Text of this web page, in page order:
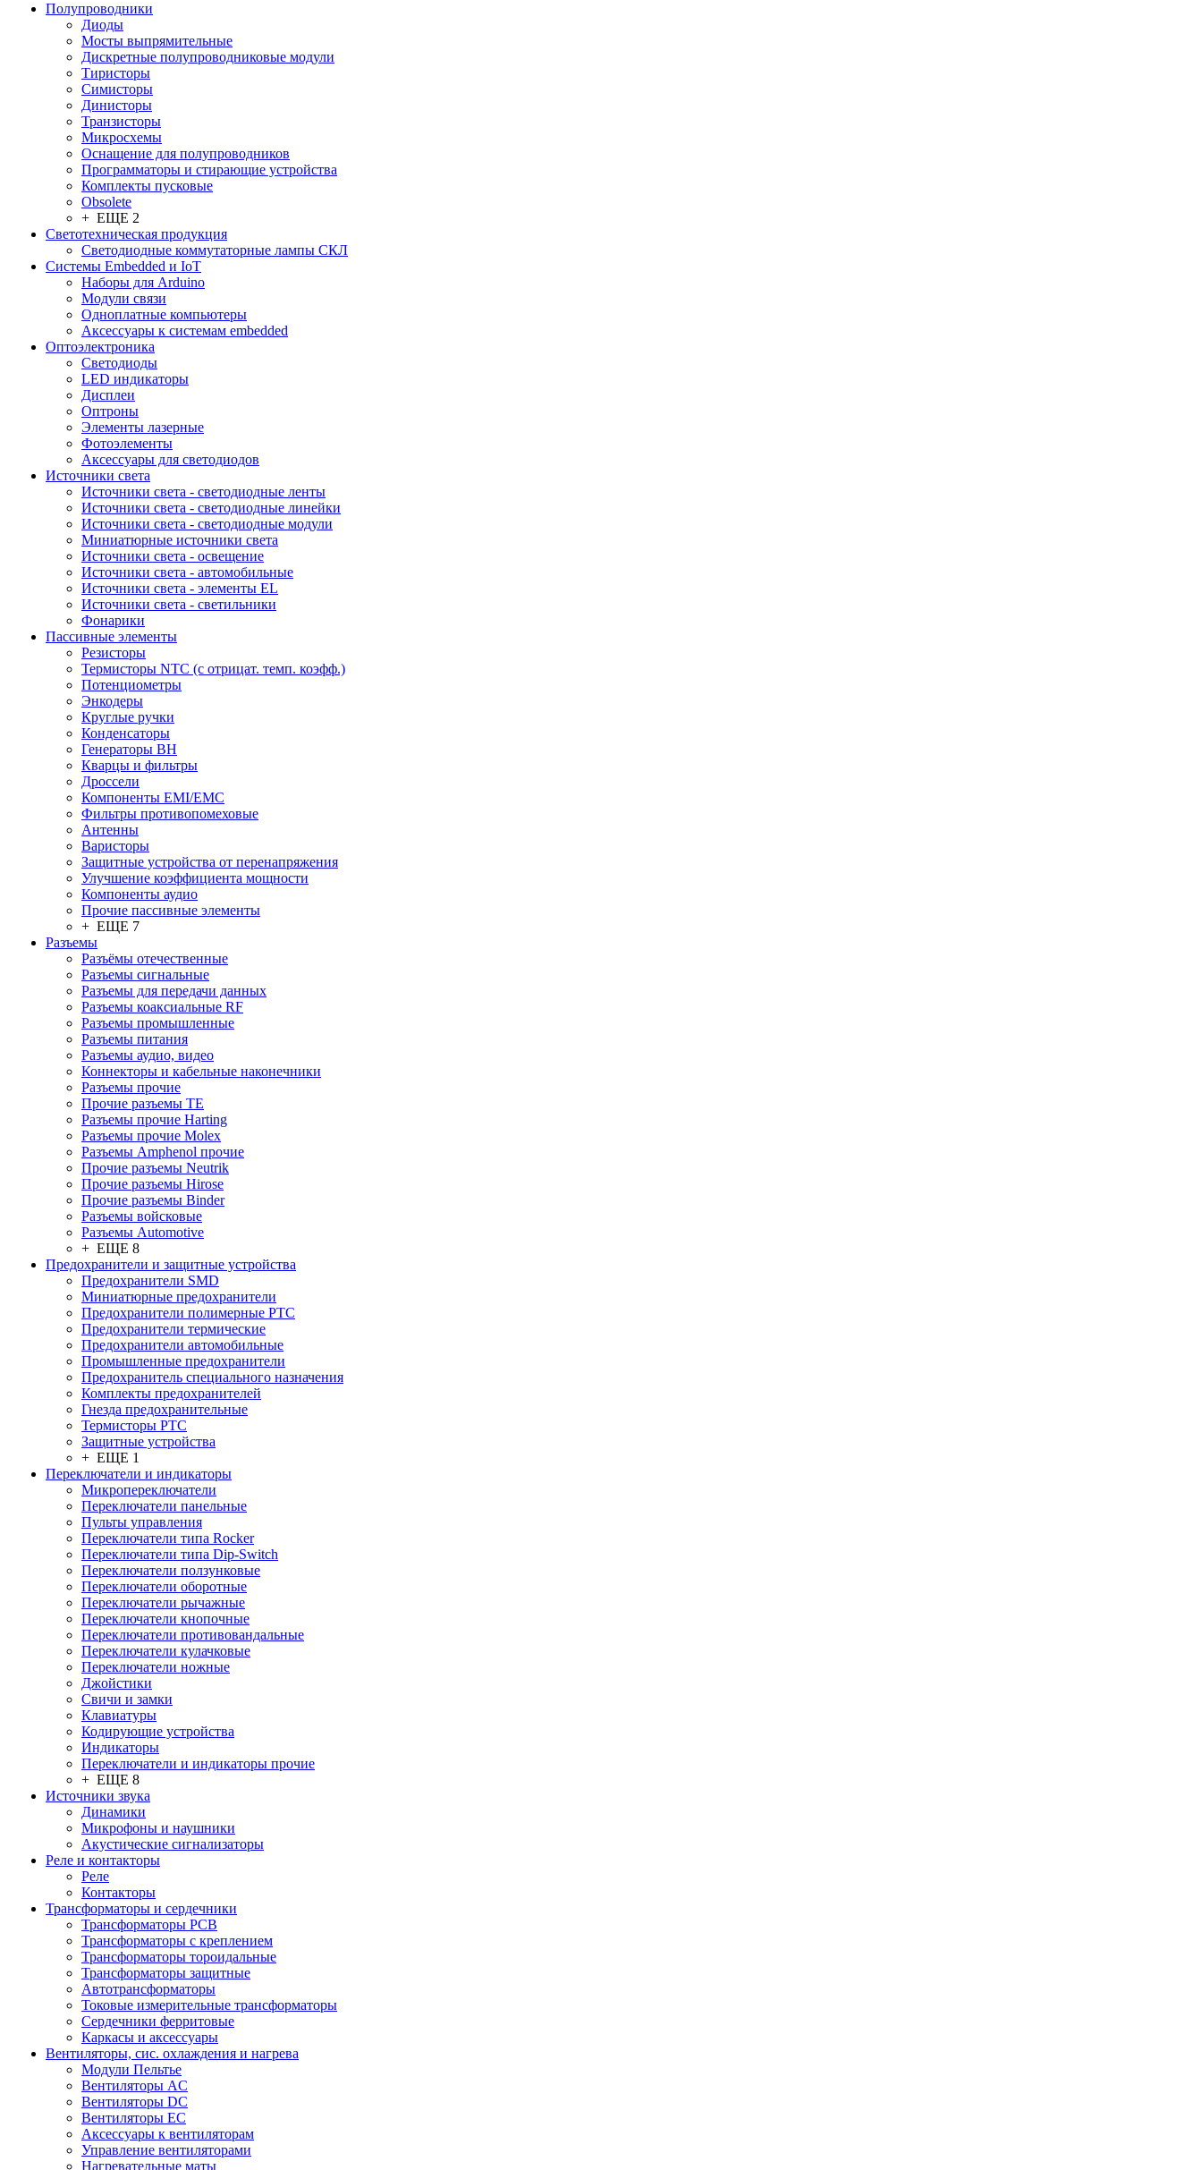
Полупроводники
Диоды
Мосты выпрямительные
Дискретные полупроводниковые модули
Тиристоры
Симисторы
Динисторы
Транзисторы
Микросхемы
Оснащение для полупроводников
Программаторы и стирающие устройства
Комплекты пусковые
Obsolete
+ ЕЩЕ 2
Светотехническая продукция
Светодиодные коммутаторные лампы СКЛ
Системы Embedded и IoT
Наборы для Arduino
Модули связи
Одноплатные компьютеры
Аксессуары к системам embedded
Oптоэлектроника
Светодиоды
LED индикаторы
Дисплеи
Оптроны
Элементы лазерные
Фотоэлементы
Аксессуары для светодиодов
Источники света
Источники света - светодиодные ленты
Источники света - светодиодные линейки
Источники света - светодиодные модули
Миниатюрные источники света
Источники света - освещение
Источники света - автомобильные
Источники света - элементы EL
Источники света - светильники
Фонарики
Пассивные элементы
Резисторы
Термисторы NTC (с отрицат. темп. коэфф.)
Потенциометры
Энкодеры
Круглые ручки
Конденсаторы
Генераторы ВН
Кварцы и фильтры
Дроссели
Компоненты EMI/EMC
Фильтры противопомеховые
Антенны
Варисторы
Защитные устройства от перенапряжения
Улучшение коэффициента мощности
Компоненты аудио
Прочие пассивные элементы
+ ЕЩЕ 7
Разъeмы
Разъёмы отечественные
Разъeмы сигнальные
Разъeмы для передачи данных
Разъeмы коаксиальные RF
Разъeмы промышленные
Разъeмы питания
Разъeмы аудио, видео
Коннекторы и кабельные наконечники
Разъeмы прочие
Прочие разъемы TE
Разъемы прочие Harting
Разъемы прочие Molex
Разъемы Amphenol прочие
Прочие разъемы Neutrik
Прочие разъемы Hirose
Прочие разъемы Binder
Разъемы войсковые
Разъeмы Automotive
+ ЕЩЕ 8
Предохранители и защитные устройства
Предохранители SMD
Миниатюрные предохранители
Предохранители полимерные PTC
Предохранители термические
Предохранители автомобильные
Промышленные предохранители
Предохранитель специального назначения
Комплекты предохранителей
Гнезда предохранительные
Термисторы PTC
Защитные устройства
+ ЕЩЕ 1
Переключатели и индикаторы
Микропереключатели
Переключатели панельные
Пульты управления
Переключатели типа Rocker
Переключатели типа Dip-Switch
Переключатели ползунковые
Переключатели оборотные
Переключатели рычажные
Переключатели кнопочные
Переключатели противовандальные
Переключатели кулачковые
Переключатели ножные
Джойстики
Свичи и замки
Клавиатуры
Кодирующие устройства
Индикаторы
Переключатели и индикаторы прочие
+ ЕЩЕ 8
Источники звука
Динамики
Микрофоны и наушники
Акустические сигнализаторы
Реле и контакторы
Реле
Контакторы
Трансформаторы и сердечники
Трансформаторы PCB
Трансформаторы с креплением
Трансформаторы тороидальные
Трансформаторы защитные
Автотрансформаторы
Токовые измерительные трансформаторы
Сердечники ферритовые
Каркасы и аксессуары
Вентиляторы, сис. охлаждения и нагрева
Модули Пельтье
Вентиляторы AC
Вентиляторы DC
Вентиляторы EC
Аксессуары к вентиляторам
Управление вентиляторами
Нагревательные маты